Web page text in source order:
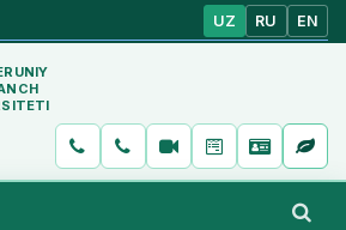
UZ RU EN